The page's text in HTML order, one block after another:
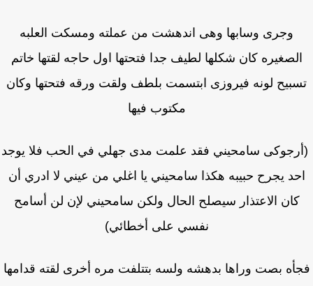
وجرى وسابها وهى اندهشت من عملته ومسكت العلبه
كان شكلها لطيف جدا فتحتها اول حاجه لقتها خاتم
لونه فيروزى ابتسمت بلطف ولقت ورقه فتحتها وكان
مكتوب فيها
سامحيني فقد علمت مدى جهلي في الحب فلا يوجد
يجرح حبيبه هكذا سامحيني يا اغلي من عيني لا ادري أن
كان الاعتذار سيصلح الحال ولكن سامحيني لإن لن أسامح
نفسي على أخطائي)
بصت وراها بدهشه ولسه بتتلفت مره أخرى لقته قدامها